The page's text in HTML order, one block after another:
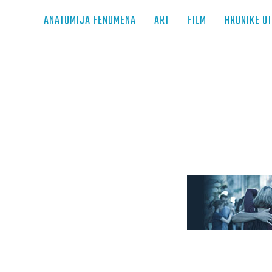
ANATOMIJA FENOMENA ART FILM HRONIKE